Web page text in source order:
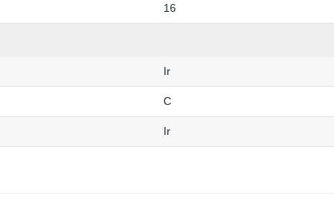
16
Ir
C
Ir